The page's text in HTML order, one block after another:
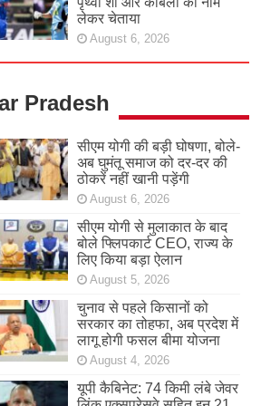
लेकर चेताया
August 6, 2026
Pradesh
सीएम योगी की बड़ी घोषणा, बोले-
अब घुमंतू समाज को दर-दर की
ठोकरें नहीं खानी पड़ेंगी
August 6, 2026
सीएम योगी से मुलाकात के बाद
बोले फ्लिपकार्ट CEO, राज्य के
लिए किया बड़ा ऐलान
August 5, 2026
चुनाव से पहले किसानों को
सरकार का तोहफा, अब प्रदेश में
लागू होगी फसल बीमा योजना
August 4, 2026
यूपी कैबिनेट: 74 किमी लंबे जेवर